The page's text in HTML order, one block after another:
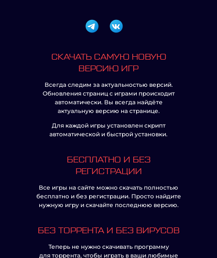
СКАЧАТЬ САМУЮ НОВУЮ
ВЕРСИЮ ИГР
Всегда следим за актуальностью версий.
Обновления страниц с играми происходит
автоматически. Вы всегда найдёте
актуальную версию на странице.
Для каждой игры установлен скрипт
автоматической и быстрой установки.
БЕСПЛАТНО И БЕЗ
РЕГИСТРАЦИИ
Все игры на сайте можно скачать полностью
бесплатно и без регистрации. Просто найдите
нужную игру и скачайте последнюю версию.
БЕЗ ТОРРЕНТА И БЕЗ ВИРУСОВ
Теперь не нужно скачивать программу
для торрента, чтобы играть в ваши любимые